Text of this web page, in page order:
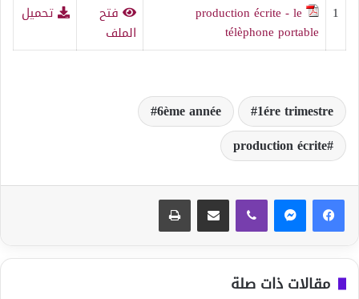
1
production écrite - le
télèphone portable
فتح
الملف
تحميل
1ére trimestre
6ème année
production écrite
مقالات ذات صلة